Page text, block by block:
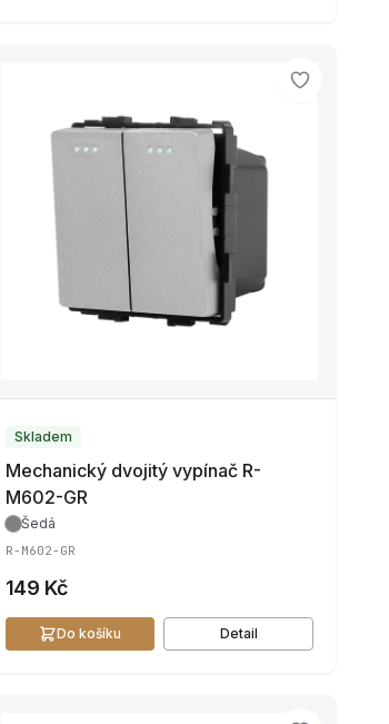
Skladem
Mechanický dvojitý vypínač R-
M602-GR
Šedá
R-M602-GR
149 Kč
Do košíku Detail